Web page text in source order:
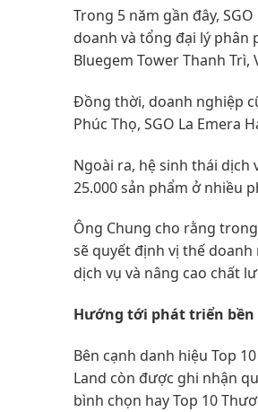
Trong 5 năm gần đây,
doanh và tổng đại lý phân
Bluegem Tower Thanh Trì,
Đồng thời, doanh nghiệp
Phúc Thọ, SGO La Emera
Ngoài ra, hệ sinh thái dịch
25.000 sản phẩm ở nhiều
Ông Chung cho rằng
sẽ quyết định vị thế
dịch vụ và nâng cao chất
Hướng tới phát triển bền
Bên cạnh danh hiệu Top
Land còn được ghi nhận
bình chọn hay Top 10